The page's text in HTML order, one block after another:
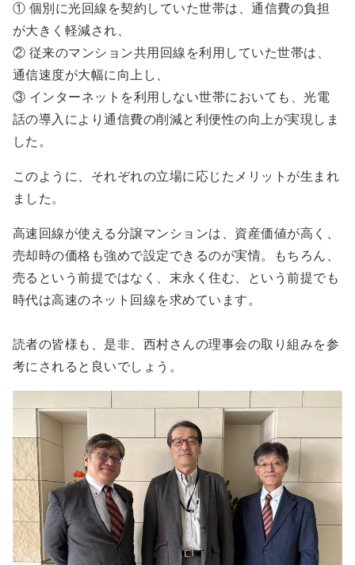
① 個別に光回線を契約していた世帯は、通信費の負担
が大きく軽減され、
② 従来のマンション共用回線を利用していた世帯は、
通信速度が大幅に向上し、
③ インターネットを利用しない世帯においても、光電
話の導入により通信費の削減と利便性の向上が実現しま
した。
このように、それぞれの立場に応じたメリットが生まれ
ました。
高速回線が使える分譲マンションは、資産価値が高く、
売却時の価格も強めで設定できるのが実情。もちろん、
売るという前提ではなく、末永く住む、という前提でも
時代は高速のネット回線を求めています。
読者の皆様も、是非、西村さんの理事会の取り組みを参
考にされると良いでしょう。